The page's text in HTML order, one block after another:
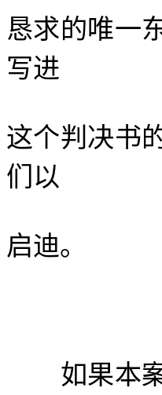
恳求的唯一
写进
这个判决书
们以
启迪。
如果本案